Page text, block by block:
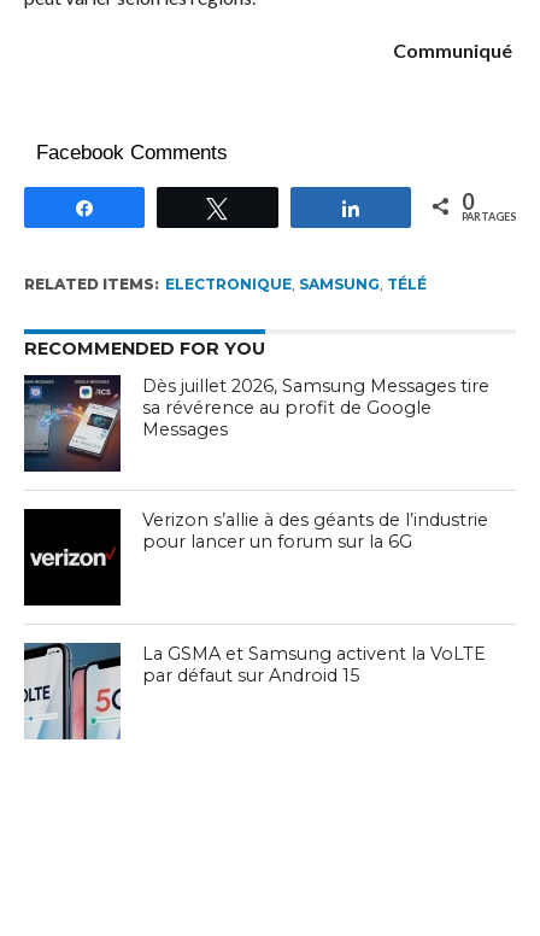
Communiqué
Facebook Comments
Partagez 0
PARTAGES
RELATED ITEMS: ELECTRONIQUE, SAMSUNG TÉLÉ
RECOMMENDED FOR YOU
Dès juillet 2026, Samsung Messages tire
sa révérence au profit de Google
Messages
Verizon s’allie à des géants de l’industrie
pour lancer un forum sur la 6G
La GSMA et Samsung activent la VoLTE
par défaut sur Android 15